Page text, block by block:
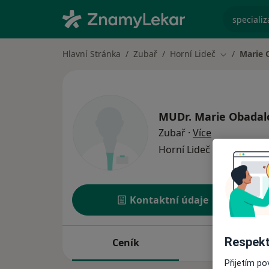
Hlavní Stránka Zubař Horní Lideč ZměnaMarie
MUDr. Marie
Zubař · Více
Horní Lideč
1 adresa
Kontaktní údaje
Ceník Adresy
Přijetím